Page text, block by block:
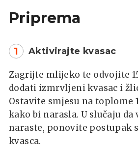
Priprema
1 Aktivirajte kvasac
Zagrijte mlijeko te odvojite
dodati izmrvljeni kvasac i
Ostavite smjesu na toplome
kako bi narasla. U slučaju da
naraste, ponovite postupak
kvasca.